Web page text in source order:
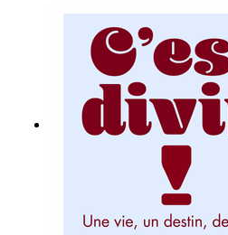
parcours et parle des
Biterrois a quelques
découvrir...